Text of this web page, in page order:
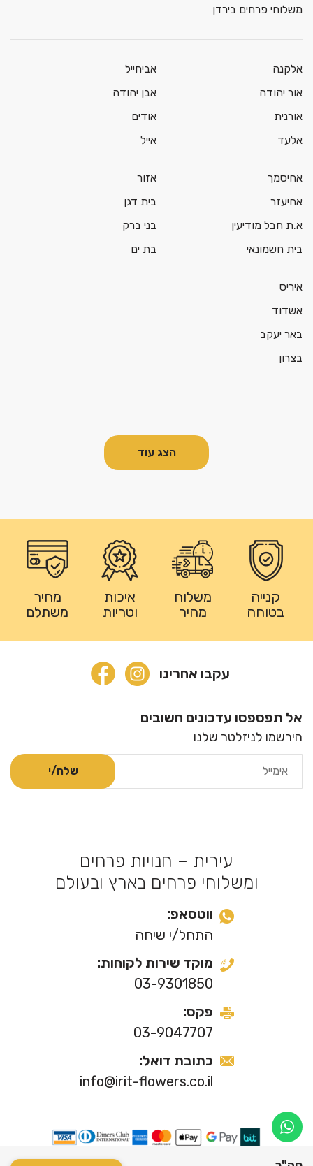
משלוחי פרחים בירדן
אלקנה
אור יהודה
אורנית
אלעד
אביחייל
אבן יהודה
אודים
אייל
אחיסמך
אחיעזר
א.ת חבל מודיעין
בית חשמונאי
אזור
בית דגן
בני ברק
בת ים
איריס
אשדוד
באר יעקב
בצרון
הצג עוד
קנייה
בטוחה
משלוח
מהיר
איכות
וטריות
מחיר
משתלם
עקבו אחרינו
אל תפספסו עדכונים חשובים
הירשמו לניזלטר שלנו
עירית – חנויות פרחים
ומשלוחי פרחים בארץ ובעולם
ווטסאפ:
התחל/י שיחה
מוקד שירות לקוחות:
03-9301850
פקס:
03-9047707
כתובת דואל:
info@irit-flowers.co.il